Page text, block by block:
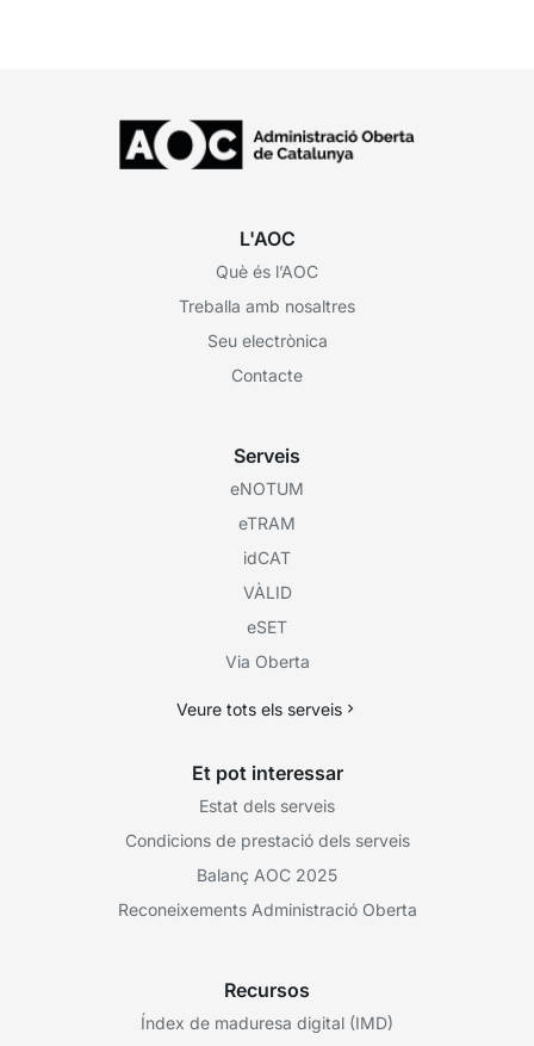
L'AOC
Què és l’AOC
Treballa amb nosaltres
Seu electrònica
Contacte
Serveis
eNOTUM
eTRAM
idCAT
VÀLID
eSET
Via Oberta
Veure tots els serveis
Et pot interessar
Estat dels serveis
Condicions de prestació dels serveis
Balanç AOC 2025
Reconeixements Administració Oberta
Recursos
Índex de maduresa digital (IMD)